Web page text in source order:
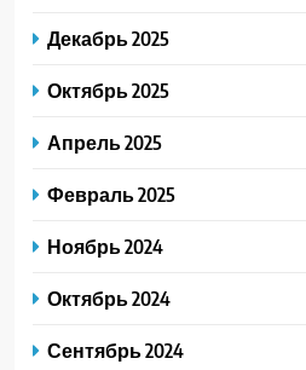
Декабрь 2025
Октябрь 2025
Апрель 2025
Февраль 2025
Ноябрь 2024
Октябрь 2024
Сентябрь 2024